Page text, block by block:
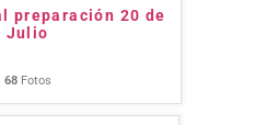
preparación 20 de
Julio
68Fotos